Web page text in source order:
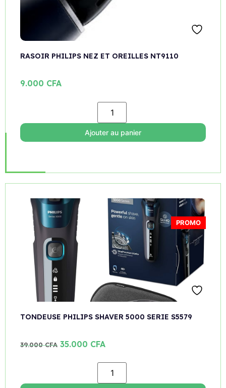
RASOIR PHILIPS NEZ ET OREILLES NT9110
9.000 CFA
Ajouter au panier
PROMO
TONDEUSE PHILIPS SHAVER 5000 SERIE S5579
39.000CFA 35.000 CFA